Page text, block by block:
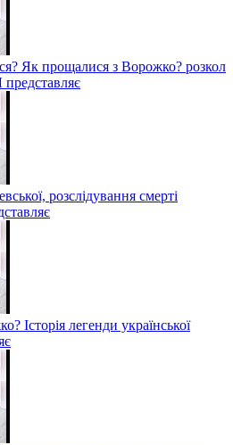
Як прощалися з Ворожко? розкол
розслідування смерті
Історія легенди української